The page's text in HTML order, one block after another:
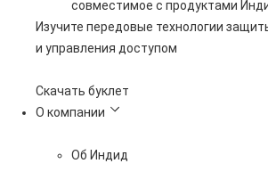
совместимое с продуктами
Изучите передовые технологии
и управления доступом
Скачать буклет
О компании
Об Индид